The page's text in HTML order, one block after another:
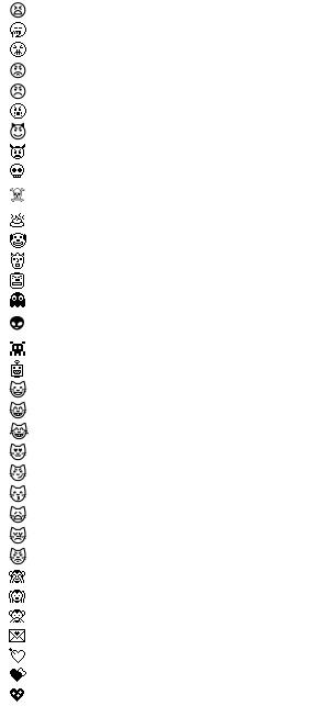
😫
🥱
😤
😡
😠
🤬
😈
👿
💀
☠️
💩
🤡
👹
👺
👻
👽
👾
🤖
😺
😸
😹
😻
😼
😽
🙀
😿
😾
🙈
🙉
🙊
💌
💘
💝
💖